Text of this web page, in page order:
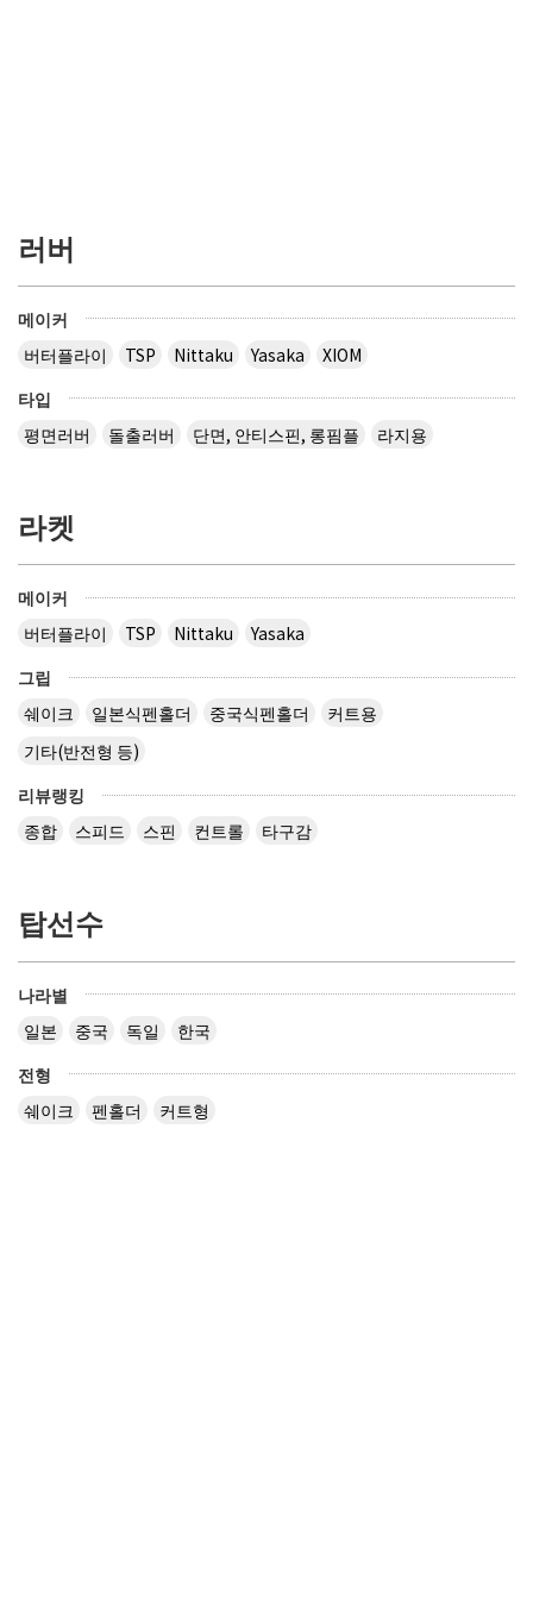
러버
메이커
버터플라이
TSP Nittaku Yasaka
XIOM
타입
평면러버
돌출러버 단면, 안티스핀, 롱핌플 라지용
라켓
메이커
버터플라이
TSP Nittaku
Yasaka
그립
쉐이크
일본식펜홀더 중국식펜홀더
커트용
기타(반전형 등)
리뷰랭킹
종합
스피드 스핀 컨트롤 타구감
탑선수
나라별
일본
중국 독일
한국
전형
쉐이크
펜홀더 커트형